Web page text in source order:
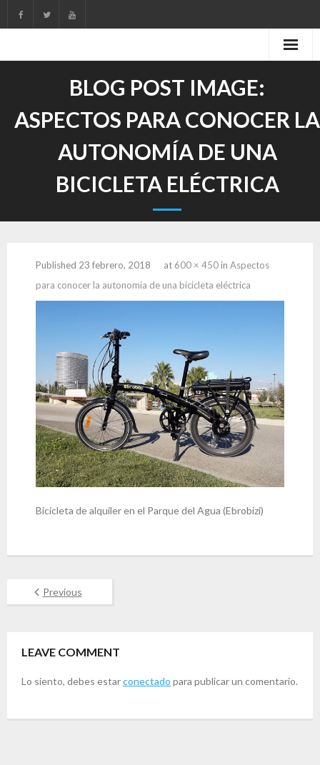
to
BLOG POST IMAGE:
ASPECTOS PARA CONOCER LA
AUTONOMÍA DE UNA
BICICLETA ELÉCTRICA
Published 23 febrero, 2018 at 600 × 450in Aspectos
para conocer la autonomía de una bicicleta eléctrica
Bicicleta de alquiler en el Parque del Agua (Ebrobizi)
Previous
LEAVE COMMENT
Lo siento, debes estarconectado para publicar un comentario.